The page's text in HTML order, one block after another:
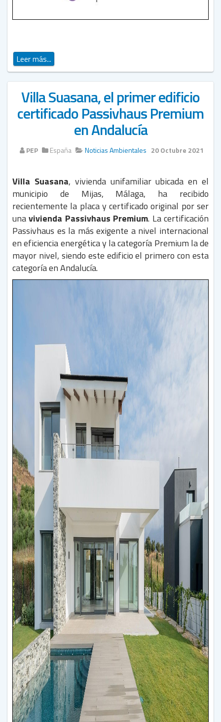
Leer más...
Villa Suasana, el primer edificio
certificado Passivhaus Premium
en Andalucía
PEP España Noticias Ambientales 20 Octubre 2021
Villa Suasana, vivienda unifamiliar ubicada en el
municipio de Mijas, Málaga, ha recibido
recientemente la placa y certificado original por ser
unavivienda Passivhaus Premium. La certificación
Passivhaus es la más exigente a nivel internacional
en eficiencia energética y la categoría Premium la de
mayor nivel, siendo este edificio el primero con esta
categoría en Andalucía.